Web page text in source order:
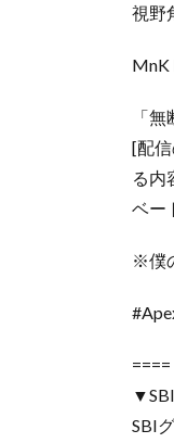
視野
MnK
「
[配
る内
ベー
※僕
SBI